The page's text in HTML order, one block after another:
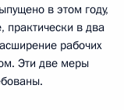
в этом году,
практически в два
рабочих
Эти две меры